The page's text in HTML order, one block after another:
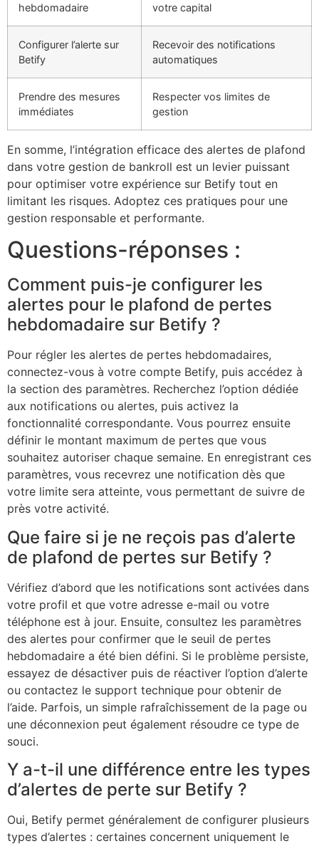
hebdomadaire
votre capital
Configurer l’alerte sur
Betify
Recevoir des notifications
automatiques
Prendre des mesures
immédiates
Respecter vos limites de
gestion
En somme, l’intégration efficace des alertes de plafond
dans votre gestion de bankroll est un levier puissant
pour optimiser votre expérience sur Betify tout en
limitant les risques. Adoptez ces pratiques pour une
gestion responsable et performante.
Questions-réponses :
Comment puis-je configurer les
alertes pour le plafond de pertes
hebdomadaire sur Betify ?
Pour régler les alertes de pertes hebdomadaires,
connectez-vous à votre compte Betify, puis accédez à
la section des paramètres. Recherchez l’option dédiée
aux notifications ou alertes, puis activez la
fonctionnalité correspondante. Vous pourrez ensuite
définir le montant maximum de pertes que vous
souhaitez autoriser chaque semaine. En enregistrant ces
paramètres, vous recevrez une notification dès que
votre limite sera atteinte, vous permettant de suivre de
près votre activité.
Que faire si je ne reçois pas d’alerte
de plafond de pertes sur Betify ?
Vérifiez d’abord que les notifications sont activées dans
votre profil et que votre adresse e-mail ou votre
téléphone est à jour. Ensuite, consultez les paramètres
des alertes pour confirmer que le seuil de pertes
hebdomadaire a été bien défini. Si le problème persiste,
essayez de désactiver puis de réactiver l’option d’alerte
ou contactez le support technique pour obtenir de
l’aide. Parfois, un simple rafraîchissement de la page ou
une déconnexion peut également résoudre ce type de
souci.
Y a-t-il une différence entre les types
d’alertes de perte sur Betify ?
Oui, Betify permet généralement de configurer plusieurs
types d’alertes : certaines concernent uniquement le